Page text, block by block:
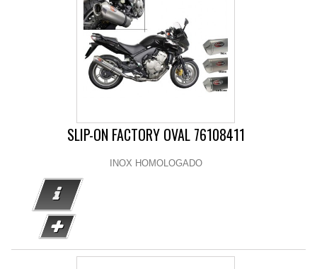
SLIP-ON FACTORY OVAL 76108411
INOX HOMOLOGADO